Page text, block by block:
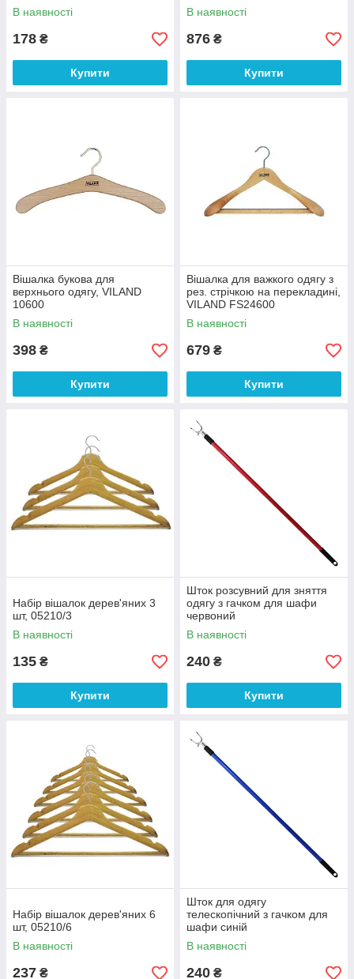
В наявності
178 ₴
Купити
В наявності
876 ₴
Купити
Вішалка букова для
верхнього одягу, VILAND
10600
В наявності
398 ₴
Купити
Вішалка для важкого одягу з
рез. стрічкою на перекладині,
VILAND FS24600
В наявності
679 ₴
Купити
Набір вішалок дерев'яних 3
шт, 05210/3
В наявності
135 ₴
Купити
Шток розсувний для зняття
одягу з гачком для шафи
червоний
В наявності
240 ₴
Купити
Набір вішалок дерев'яних 6
шт, 05210/6
В наявності
237 ₴
Шток для одягу
телескопічний з гачком для
шафи синій
В наявності
240 ₴